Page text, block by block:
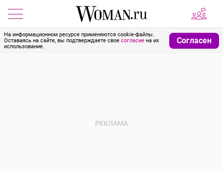
На информационном ресурсе применяются cookie-файлы.
Оставаясь на сайте, вы подтверждаете свое согласие на их
использование.
Согласен